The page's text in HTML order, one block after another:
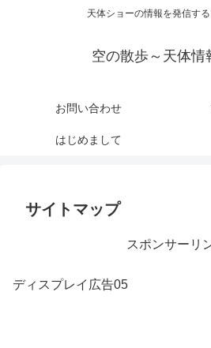
天体ショーの情報を発信する
空の散歩～天体情
お問い合わせ
はじめまして
サイトマップ
スポンサーリ
ディスプレイ広告05